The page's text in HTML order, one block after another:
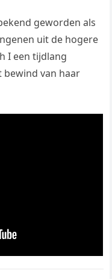
geworden als
uit de hogere
I een tijdlang
bewind van haar